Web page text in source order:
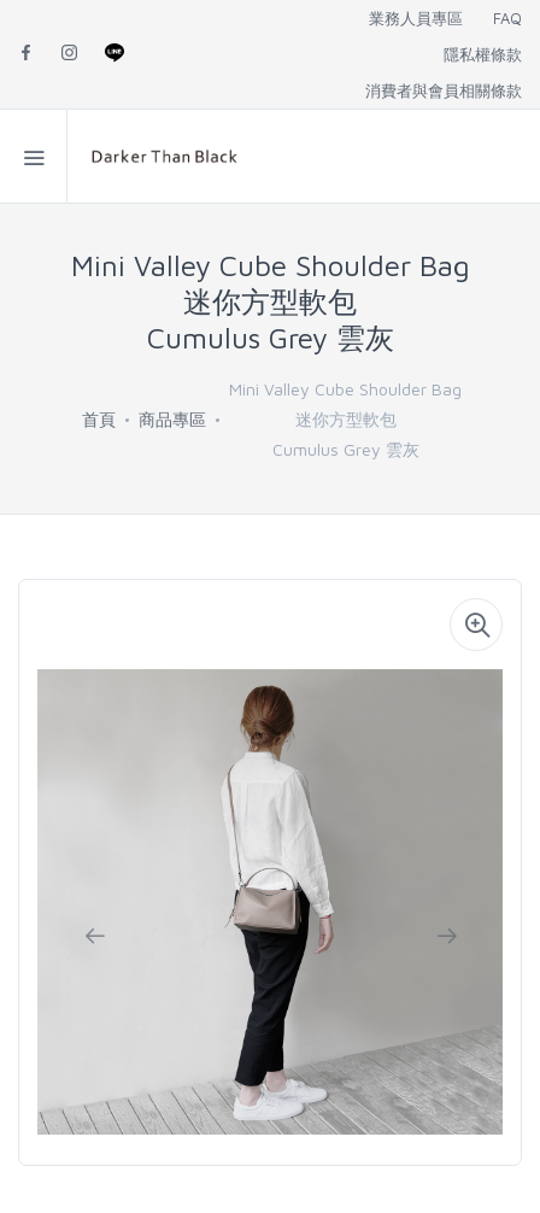
業務人員專區
FAQ
隱私權條款
消費者與會員相關條款
Mini Valley Cube Shoulder Bag
迷你方型軟包
Cumulus Grey 雲灰
首頁 商品專區
Mini Valley Cube Shoulder Bag
迷你方型軟包
Cumulus Grey 雲灰